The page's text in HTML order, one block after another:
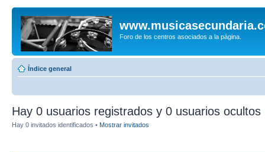
Foro de los centros asociados a la página.
Índice general
Hay 0 usuarios registrados y 0 usuarios ocultos
Hay 0 invitados identificados • Mostrar invitados